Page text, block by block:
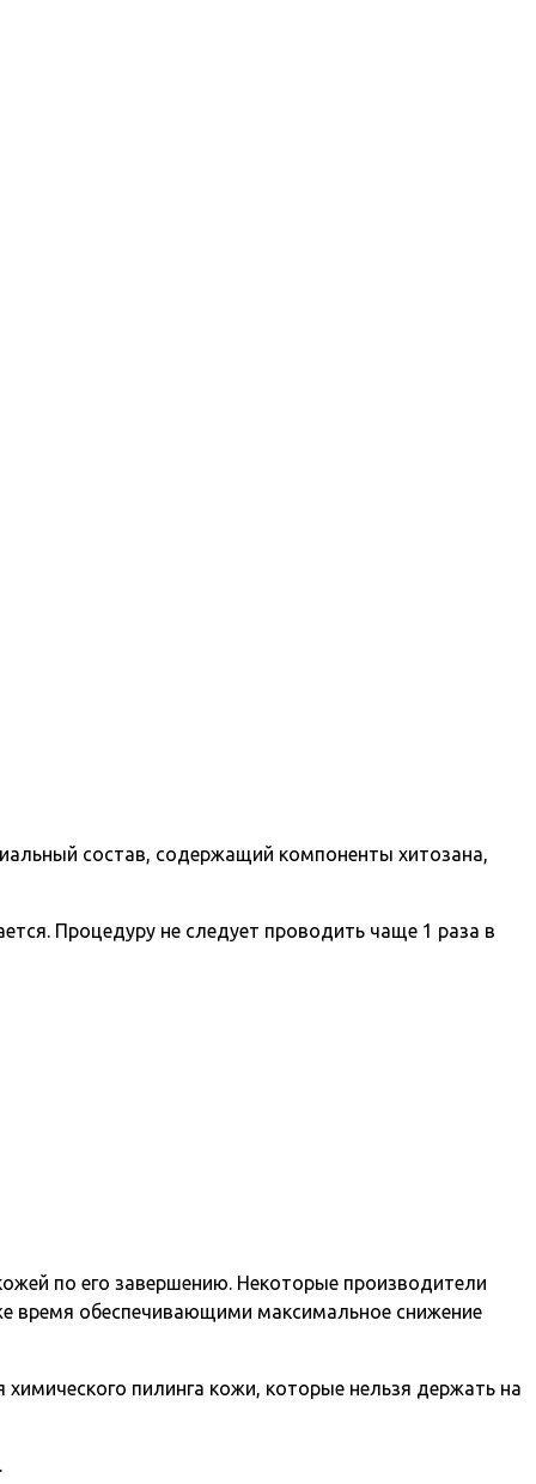
состав, содержащий компоненты хитозана,
Процедуру не следует проводить чаще 1 раза в
по его завершению. Некоторые производители
время обеспечивающими максимальное снижение
пилинга кожи, которые нельзя держать на